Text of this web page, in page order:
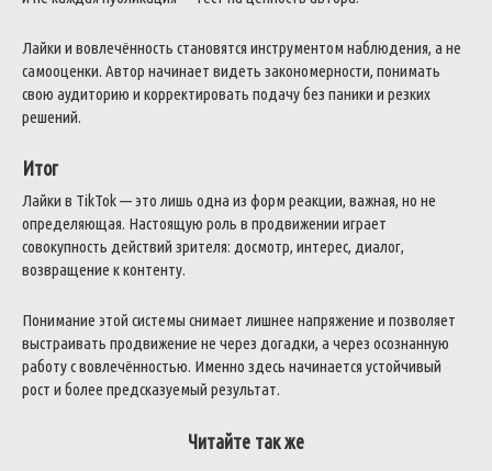
Лайки и вовлечённость становятся инструментом наблюдения, а не
самооценки. Автор начинает видеть закономерности, понимать
свою аудиторию и корректировать подачу без паники и резких
решений.
Итог
Лайки в TikTok — это лишь одна из форм реакции, важная, но не
определяющая. Настоящую роль в продвижении играет
совокупность действий зрителя: досмотр, интерес, диалог,
возвращение к контенту.
Понимание этой системы снимает лишнее напряжение и позволяет
выстраивать продвижение не через догадки, а через осознанную
работу с вовлечённостью. Именно здесь начинается устойчивый
рост и более предсказуемый результат.
Читайте так же